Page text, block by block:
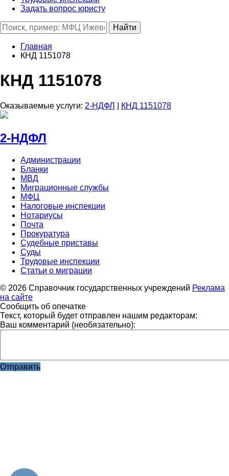
Задать вопрос юристу
Главная
КНД 1151078
КНД 1151078
Оказываемые услуги: 2-НДФЛ КНД 1151078
2-НДФЛ
Администрации
Бланки
МВД
Миграционные службы
МФЦ
Налоговые инспекции
Нотариусы
Почта
Прокуратура
Судебные приставы
Суды
Трудовые инспекции
Статьи о миграции
© 2026 Справочник государственных учреждений Реклама
на сайте
Сообщить об опечатке
Текст, который будет отправлен нашим редакторам:
Ваш комментарий (необязательно):
Отправить